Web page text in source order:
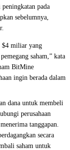
pada
sebelumnya,
$4 miliar yang
saham,” kata
BitMine
ingin berada dalam
dana untuk membeli
perusahaan
tanggapan.
secara
saham untuk